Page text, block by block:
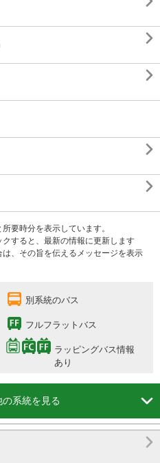




要時分を表示しています。
すると、最新の情報に更新します
、その旨を伝えるメッセージを表示
別系統のバス
フルフラットバス
ラッピングバス情報
あり
系統を見る 
